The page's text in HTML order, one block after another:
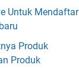
Untuk Mendaftar
Produk
Produk